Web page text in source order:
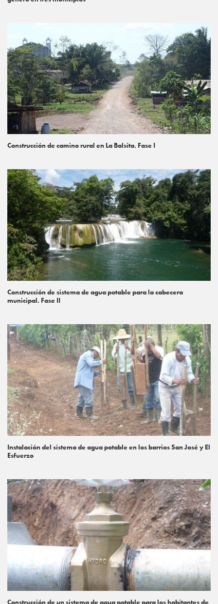
Construcción de camino rural en La Balsita. Fase I
Construcción de sistema de agua potable para la cabecera
municipal. Fase II
Instalación del sistema de agua potable en los barrios San José y El
Esfuerzo
Construcción de un sistema de agua potable para los habitantes de